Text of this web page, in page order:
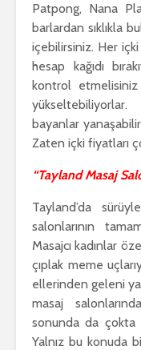
Patpong, Nana
barlardan sıklıkla
içebilirsiniz. Her
hesap kağıdı
kontrol
bayanlar
Zaten içki fiyatları
“Tayland Masaj
Tayland’da
salonlarının
Masajcı kadınlar
çıplak meme
ellerinden geleni
masaj
sonunda da çokta
Yalnız bu konuda